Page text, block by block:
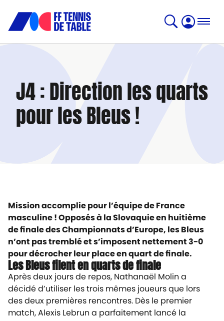
J4 : Direction les quarts
pour les Bleus !
Mission accomplie pour l’équipe de France
masculine ! Opposés à la Slovaquie en huitième
de finale des Championnats d’Europe, les Bleus
n’ont pas tremblé et s’imposent nettement 3-0
pour décrocher leur place en quart de finale.
Les Bleus filent en quarts de finale
Après deux jours de repos, Nathanaël Molin a
décidé d’utiliser les trois mêmes joueurs que lors
des deux premières rencontres. Dès le premier
match, Alexis Lebrun a parfaitement lancé la